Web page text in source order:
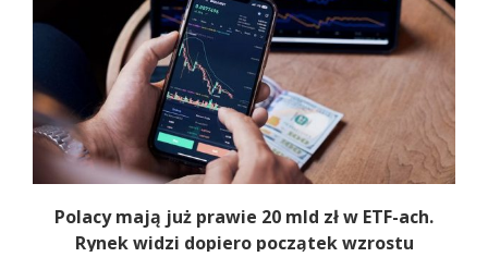
Polacy mają już prawie 20 mld zł w ETF-ach.
Rynek widzi dopiero początek wzrostu